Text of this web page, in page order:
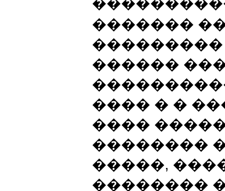
�������
������
���� � �
����
��������
�����,
��������